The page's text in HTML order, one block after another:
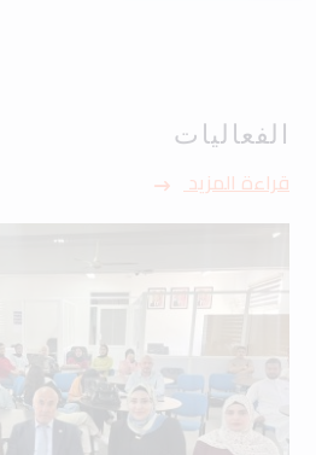
الفعاليات
قراءة المزيد